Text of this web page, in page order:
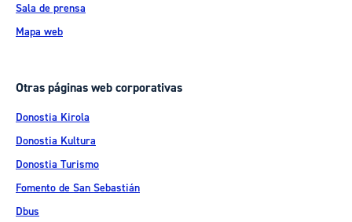
Sala de prensa
Mapa web
Otras páginas web corporativas
Donostia Kirola
Donostia Kultura
Donostia Turismo
Fomento de San Sebastián
Dbus